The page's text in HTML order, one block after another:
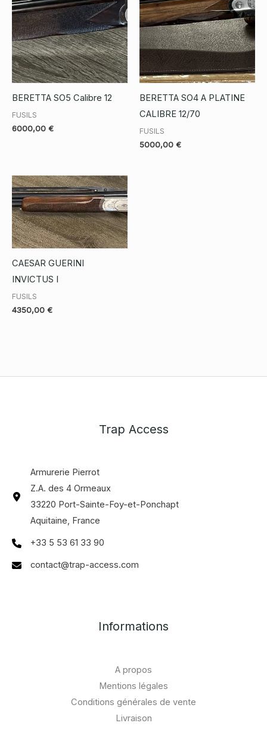
BERETTA SO5 Calibre 12
FUSILS
6000,00 €
BERETTA SO4 A PLATINE
CALIBRE 12/70
FUSILS
5000,00 €
CAESAR GUERINI
INVICTUS I
FUSILS
4350,00 €
Trap Access
Armurerie Pierrot
Z.A. des 4 Ormeaux
33220 Port-Sainte-Foy-et-Ponchapt
Aquitaine, France
+33 5 53 61 33 90
contact@trap-access.com
Informations
A propos
Mentions légales
Conditions générales de vente
Livraison